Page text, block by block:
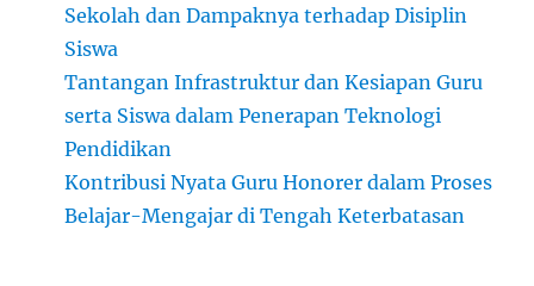
Sekolah dan Dampaknya terhadap Disiplin
Siswa
Tantangan Infrastruktur dan Kesiapan Guru
serta Siswa dalam Penerapan Teknologi
Pendidikan
Kontribusi Nyata Guru Honorer dalam Proses
Belajar-Mengajar di Tengah Keterbatasan